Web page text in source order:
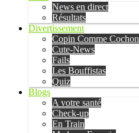
News en direct
Résultats
Divertissement
Copin Comme Cochon
Cute-News
Fails
Les Bouffistas
Quiz
Blogs
A votre santé
Check-up
En Train